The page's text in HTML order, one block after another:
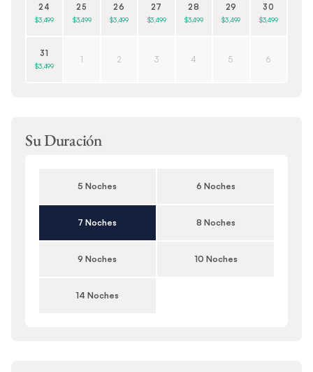
24
$3,499
25
$3,499
26
$3,499
27
$3,499
28
$3,499
29
$3,499
30
$3,499
31
$3,499
1 2 3 4 5 6
Su Duración
5 Noches 6 Noches
7 Noches 8 Noches
9 Noches 10 Noches
14 Noches